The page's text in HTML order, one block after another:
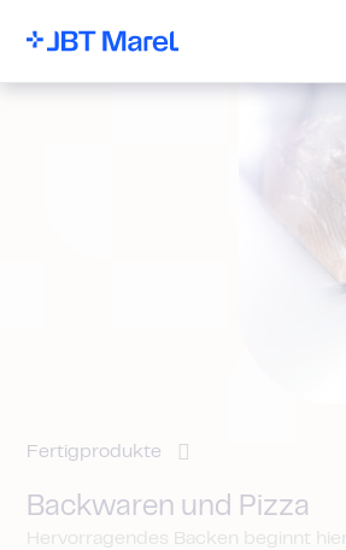
Fertigprodukte
Backwaren und Pizza
Hervorragendes Backen beginnt hier